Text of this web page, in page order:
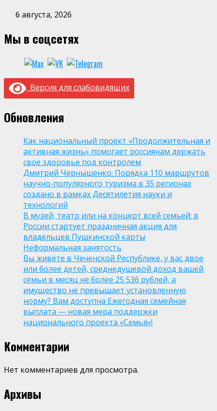
6 августа, 2026
Мы в соцсетях
Версия для слабовидящих
Обновления
Как национальный проект «Продолжительная и
активная жизнь» помогает россиянам держать
свое здоровье под контролем
Дмитрий Чернышенко: Порядка 110 маршрутов
научно-популярного туризма в 35 регионах
создано в рамках Десятилетия науки и
технологий
В музей, театр или на концерт всей семьей: в
России стартует праздничная акция для
владельцев Пушкинской карты
Неформальная занятость
Вы живёте в Чеченской Республике, у вас двое
или более детей, среднедушевой доход вашей
семьи в месяц не более 25 536 рублей, а
имущество не превышает установленную
норму? Вам доступна Ежегодная семейная
выплата — новая мера поддержки
национального проекта «Семья»!
Комментарии
Нет комментариев для просмотра.
Архивы